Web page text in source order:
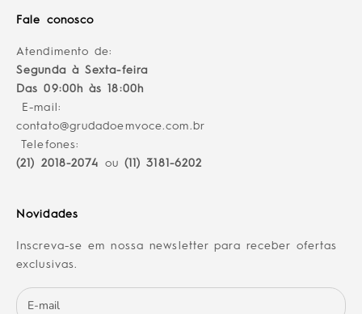
Fale conosco
Atendimento de:
Segunda à Sexta-feira
Das 09:00h às 18:00h
E-mail:
contato@grudadoemvoce.com.br
Telefones:
(21) 2018-2074
ou (11) 3181-6202
Novidades
Inscreva-se em nossa newsletter para receber ofertas
exclusivas.